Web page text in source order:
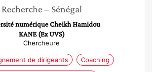
Recherche – Sénégal
numérique Cheikh Hamidou
KANE (Ex UVS)
Chercheure
de dirigeants Coaching